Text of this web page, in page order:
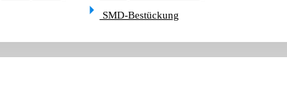
SMD-Bestückung